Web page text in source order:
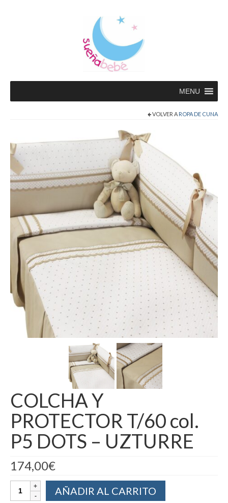
MENU
VOLVER A ROPA DE CUNA
COLCHA Y
PROTECTOR T/60 col.
P5 DOTS – UZTURRE
174,00€
AÑADIR AL CARRITO